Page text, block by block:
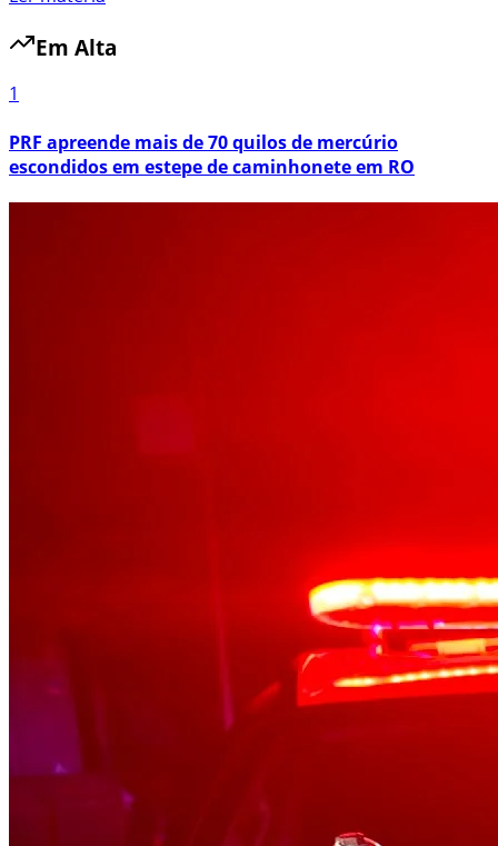
Em Alta
1
PRF apreende mais de 70 quilos de mercúrio
escondidos em estepe de caminhonete em RO